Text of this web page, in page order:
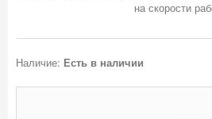
Наличие: Есть в наличии